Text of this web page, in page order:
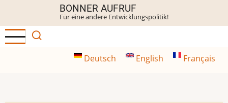
Inhalt
BONNER AUFRUF
Für eine andere Entwicklungspolitik!
Deutsch English Français